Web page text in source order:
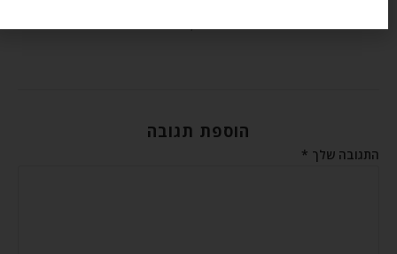
הוספת תגובה
התגובה שלך*